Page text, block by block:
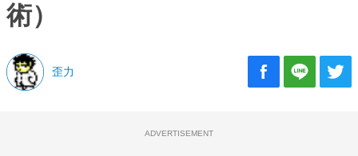
術）
歪力
ADVERTISEMENT